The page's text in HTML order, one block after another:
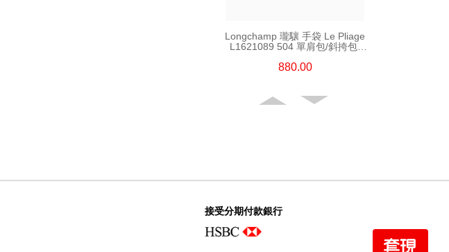
Longchamp 瓏驤 手袋 Le Pliage
L1621089 504 單肩包/斜挎包/
880.00
接受分期付款銀行